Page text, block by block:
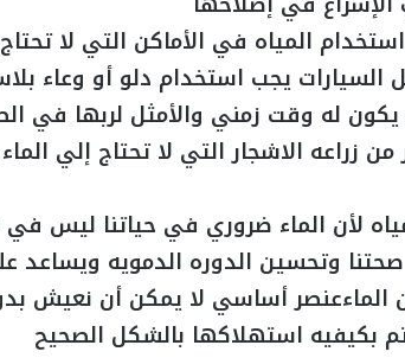
المياه في الأماكن التي لا تحتاج
يجب استخدام دلو أو وعاء
له وقت زمني والأمثل لربها في
زراعه الاشجار التي لا تحتاج إلي
لأن الماء ضروري في حياتنا ليس
وتحسين الدوره الدمويه ويساعد
الماءعنصر أساسي لا يمكن أن نعيش
بكيفيه استهلاكها بالشكل الصحيح